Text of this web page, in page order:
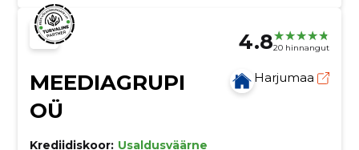
4.820 hinnangut
MEEDIAGRUPI
OÜ
Harjumaa
Krediidiskoor: Usaldusväärne